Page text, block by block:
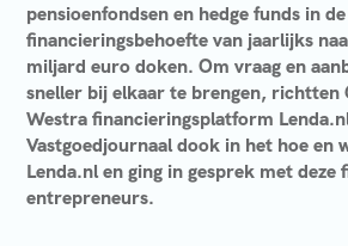
pensioenfondsen en hedge funds in
financieringsbehoefte van jaarlijks
miljard euro doken. Om vraag en
sneller bij elkaar te brengen, richtten
Westra financieringsplatform
Vastgoedjournaal dook in het hoe en
Lenda.nl en ging in gesprek met deze
entrepreneurs.